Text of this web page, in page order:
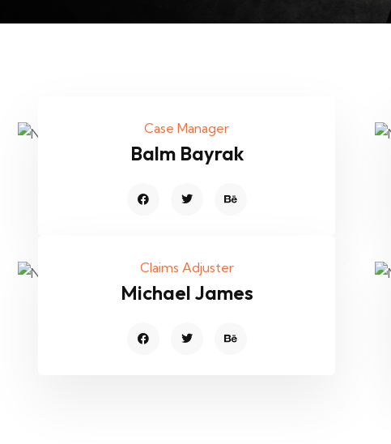
Case Manager
Balm Bayrak
Claims Adjuster
Michael James